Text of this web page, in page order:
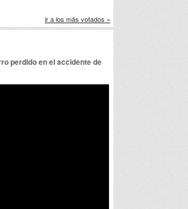
ir a los más votados »
perdido en el accidente de